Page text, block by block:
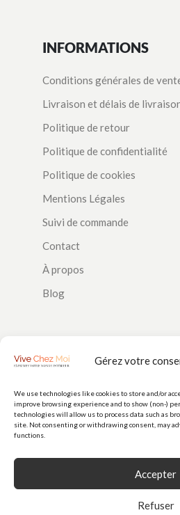
Gérez votre
We use technologies like cookies to store and/or
improve browsing experience and to show (non-)
technologies will allow us to process data such as
site. Not consenting or withdrawing consent, may
functions.
Accepter
Refuser
INFORMATIONS
Conditions générales de
Livraison et délais de
Politique de retour
Politique de confidentialité
Politique de cookies
Mentions Légales
Suivi de commande
Contact
À propos
Blog
PAIEMENTS